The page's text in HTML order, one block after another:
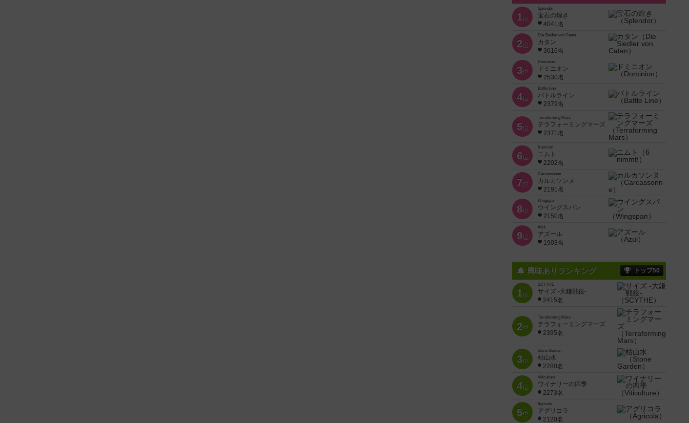
1位
Splendor
宝石の煌き
4041名
2位
Die Siedler von Catan
カタン
3616名
3位
Dominion
ドミニオン
2530名
4位
Battle Line
バトルライン
2379名
5位
Terraforming Mars
テラフォーミングマーズ
2371名
6位
6 nimmt!
ニムト
2202名
7位
Carcassonne
カルカソンヌ
2191名
8位
Wingspan
ウイングスパン
2150名
9位
Azul
アズール
1903名
興味ありランキング トップ50
1位
SCYTHE
サイズ -大鎌戦役-
2415名
2位
Terraforming Mars
テラフォーミングマーズ
2395名
3位
Stone Garden
枯山水
2280名
4位
Viticulture
ワイナリーの四季
2273名
5位
Agricola
アグリコラ
2120名